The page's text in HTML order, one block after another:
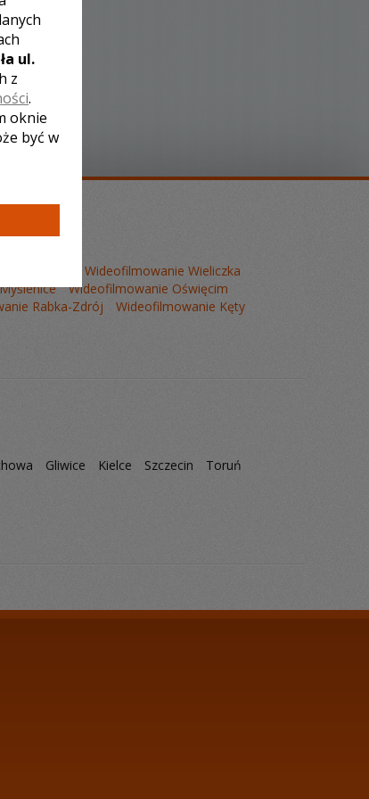
Wideofilmowanie Wieliczka
Wideofilmowanie Oświęcim
Rabka-Zdrój
Wideofilmowanie Kęty
Gliwice Kielce Szczecin
Toruń
ul.
z
.
oknie
być w